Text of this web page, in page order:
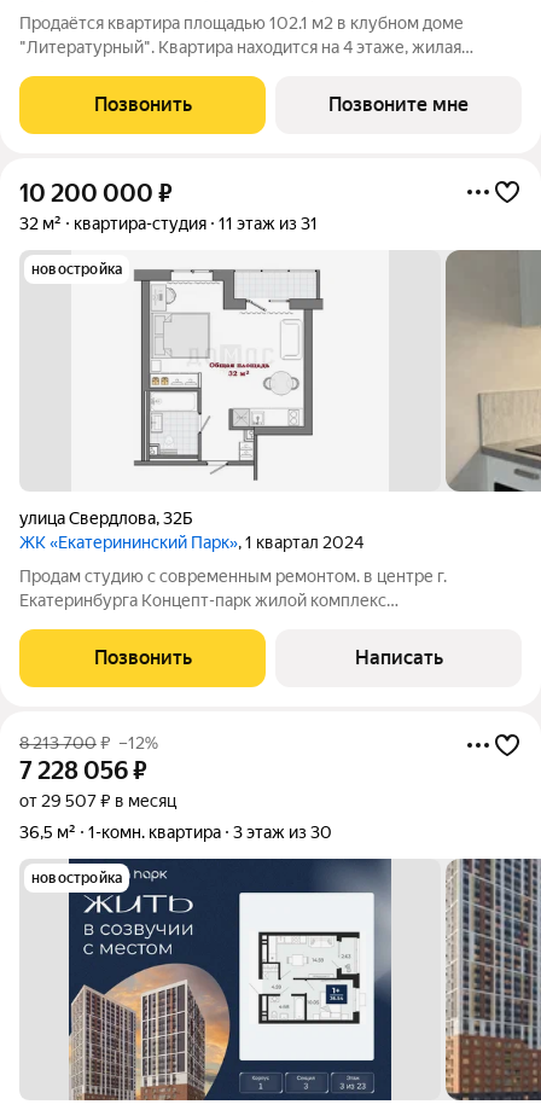
Продаётся квартира площадью 102.1 м2 в клубном доме
"Литературный". Квартира находится на 4 этаже, жилая
Среди особенностей планировки изолированные комнаты с
окнами на одну сторону, 1
Позвонить Позвоните мне
10 200 000 ₽
32 м² квартира-студия 11 этаж из 31
новостройка
улица Свердлова,32Б
ЖК «Екатерининский Парк», 1 квартал 2024
Продам студию с современным ремонтом. в центре г.
Екатеринбурга Концепт-парк жилой комплекс
европейским комфортом и эстетикой. 5 минут и Вы в
исторической части у "Храма на крови", далее великолемная
Позвонить Написать
8 213 700₽ –12%
7 228 056₽
от 29 507 ₽ в месяц
36,5 м²
1-комн. квартира 3 этаж из 30
новостройка